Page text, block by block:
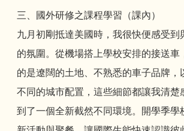
三、國外研修之課程學習（課內）
九月初剛抵達美國時，我很快便感受到
的氛圍。從機場搭上學校安排的接送車
的是遼闊的土地、不熟悉的車子品牌，
不同的城市配置，這些細節都讓我清楚
到了一個全新截然不同環境。開學季學